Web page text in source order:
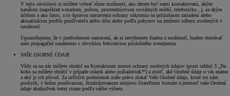
V tejto súvislosti si môžete vybrať rôzne možnosti, ako chcete byť nami kontaktovaní, akým
kanálom (napríklad e-mailom, poštou, prostredníctvom sociálnych médií, telefonicky...), za akým
účelom a ako často, a to úpravou nastavenia ochrany súkromia na príslušnom zariadení alebo
aktualizáciou profilu používateľa alebo účtu alebo podľa pokynov na zrušenie odberu uvedených v
oznámení.
Upozorňujeme, že v predvolenom nastavení, ak si nevyberiete žiadnu z možností, budete dostávať
naše propagačné oznámenie s obvyklou frekvenciou príslušného zverejnenia.
VAŠE OSOBNÉ ÚDAJE
Vždy sa na nás môžete obrátiť na Kontaktnom mieste ochrany osobných údajov (pozri oddiel 3 „Na
koho sa môžete obrátiť v prípade otázok alebo požiadaviek?“) a zistiť, aké Osobné údaje o vás máme
a aký je ich pôvod. Za určitých podmienok máte právo získať Vaše Osobné údaje, ktoré ste nám
poskytli, v bežne používanom, štruktúrovanom strojovo čitateľnom formáte a preniesť vaše Osobné
údaje akejkoľvek tretej strane podľa vášho výberu.